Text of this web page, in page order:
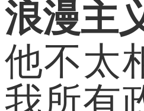
浪漫主
他不太
我所有